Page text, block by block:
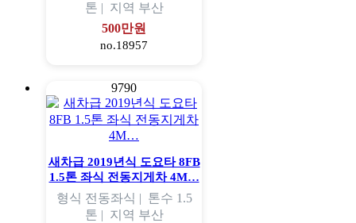
톤 | 지역 부산
500만원
no.18957
9790
새차급 2019년식 도요타 8FB
1.5톤 좌식 전동지게차 4M…
형식 전동좌식 | 톤수 1.5
톤 | 지역 부산